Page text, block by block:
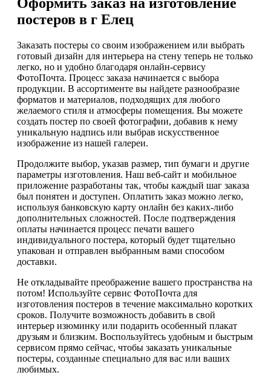
постеров в г Елец
Заказать постеры со своим изображением или выбрать
готовый дизайн для интерьера на стену теперь не только
легко, но и удобно благодаря онлайн-сервису
ФотоПочта. Процесс заказа начинается с выбора
продукции. В ассортименте вы найдете разнообразие
форматов и материалов, подходящих для любого
желаемого стиля и атмосферы помещения. Вы можете
создать постер по своей фотографии, добавив к нему
уникальную надпись или выбрав искусственное
изображение из нашей галереи.
Продолжите выбор, указав размер, тип бумаги и другие
параметры изготовления. Наш веб-сайт и мобильное
приложение разработаны так, чтобы каждый шаг заказа
был понятен и доступен. Оплатить заказ можно легко,
используя банковскую карту онлайн без каких-либо
дополнительных сложностей. После подтверждения
оплаты начинается процесс печати вашего
индивидуального постера, который будет тщательно
упакован и отправлен выбранным вами способом
доставки.
Не откладывайте преображение вашего пространства на
потом! Используйте сервис ФотоПочта для
изготовления постеров в течение максимально коротких
сроков. Получите возможность добавить в свой
интерьер изюминку или подарить особенный плакат
друзьям и близким. Воспользуйтесь удобным и быстрым
сервисом прямо сейчас, чтобы заказать уникальные
постеры, созданные специально для вас или ваших
любимых.